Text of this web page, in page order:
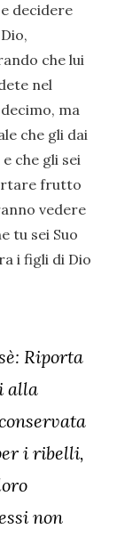
decidere
che lui
nel
ma
che gli dai
che gli sei
frutto
vedere
tu sei Suo
i figli di Dio
Riporta
alla
i ribelli,
non